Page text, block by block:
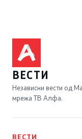
ВЕСТИ
Независни вести од
мрежа ТВ Алфа.
ВЕСТИ